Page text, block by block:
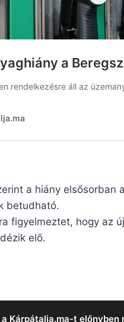
a hiány elsősorban
betudható.
figyelmeztet, hogy az
elő.
Kárpátalja.ma-t